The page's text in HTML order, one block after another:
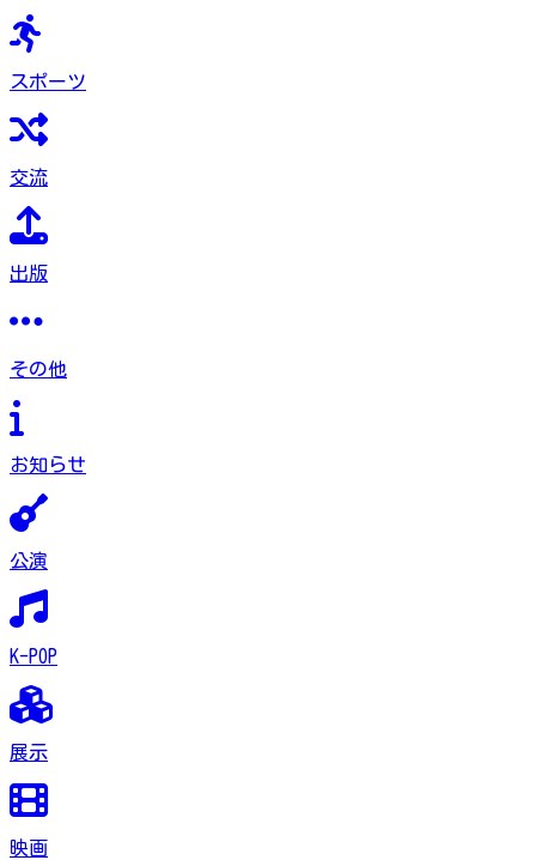
スポーツ
交流
出版
その他
お知らせ
公演
K-POP
展示
映画